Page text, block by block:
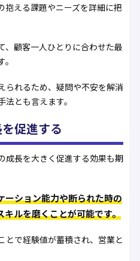
抱える課題やニーズを詳細に把
、顧客一人ひとりに合わせた最
られるため、疑問や不安を解消
とも言えます。
促進する
成長を大きく促進する効果も期
ーション能力や断られた時の
ルを磨くことが可能です。
とで経験値が蓄積され、営業と